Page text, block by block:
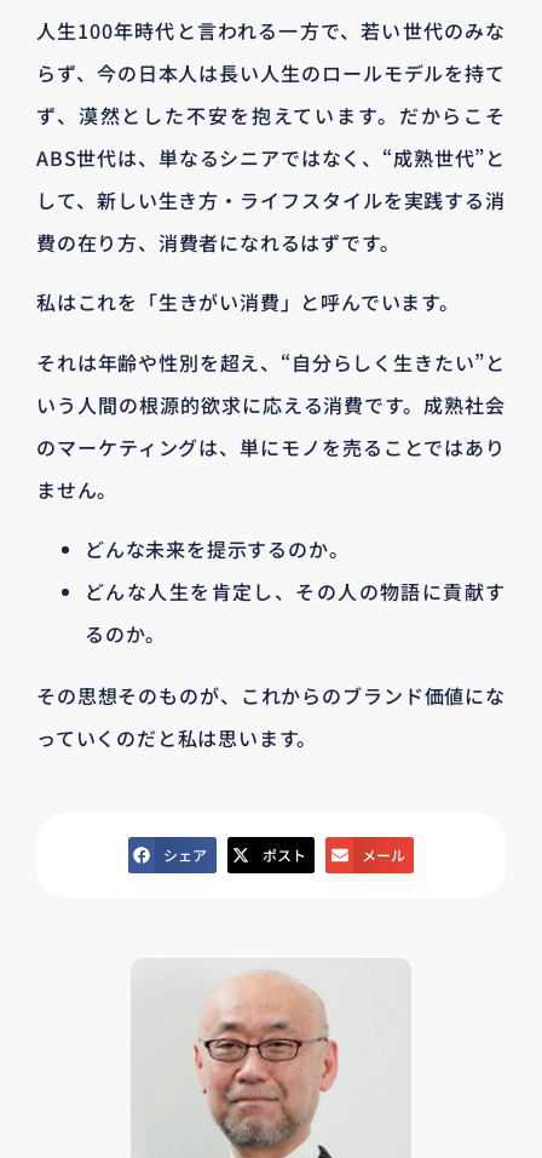
人生100年時代と言われる一方で、若い世代のみな
らず、今の日本人は長い人生のロールモデルを持て
ず、漠然とした不安を抱えています。だからこそ
ABS世代は、単なるシニアではなく、“成熟世代”と
して、新しい生き方・ライフスタイルを実践する消
費の在り方、消費者になれるはずです。
私はこれを「生きがい消費」と呼んでいます。
それは年齢や性別を超え、“自分らしく生きたい”と
いう人間の根源的欲求に応える消費です。成熟社会
のマーケティングは、単にモノを売ることではあり
ません。
どんな未来を提示するのか。
どんな人生を肯定し、その人の物語に貢献す
るのか。
その思想そのものが、これからのブランド価値にな
っていくのだと私は思います。
シェア ポスト メール